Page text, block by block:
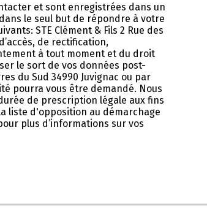
et sont enregistrées dans un
le seul but de répondre à votre
STE Clément & Fils 2 Rue des
de rectification,
à tout moment et du droit
le sort de vos données post-
du Sud 34990 Juvignac ou par
pourra vous être demandé. Nous
de prescription légale aux fins
liste d'opposition au démarchage
plus d’informations sur vos